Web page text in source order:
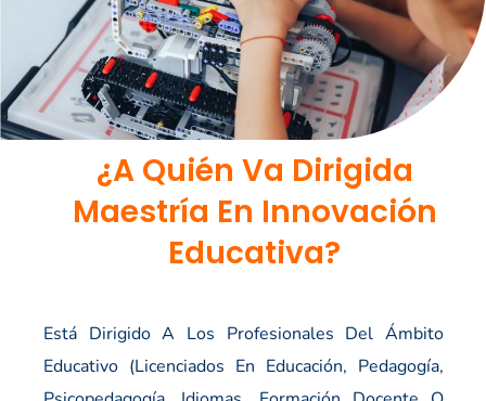
¿A Quién Va Dirigida
Maestría En Innovación
Educativa?
Está Dirigido A Los Profesionales Del Ámbito
Educativo (licenciados En Educación, Pedagogía,